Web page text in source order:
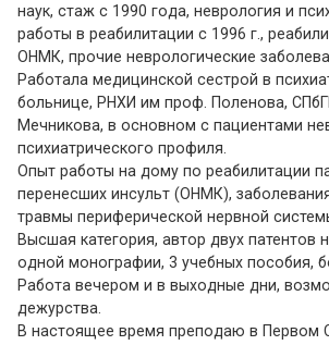
наук, стаж с 1990 года, неврология и
работы в реабилитации с 1996 г.,
ОНМК, прочие неврологические
Работала медицинской сестрой в
больнице, РНХИ им проф. Поленова,
Мечникова, в основном с пациентами
психиатрического профиля.
Опыт работы на дому по реабилитации
перенесших инсульт (ОНМК),
травмы периферической нервной
Высшая категория, автор двух патентов
одной монографии, 3 учебных пособия,
Работа вечером и в выходные дни,
дежурства.
В настоящее время преподаю в Первом